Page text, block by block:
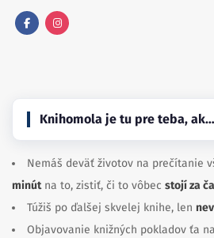
Knihomola je tu pre teba, ak…
Nemáš deväť životov na prečítanie
minútna to, zistiť, či to vôbec stojí za
Túžiš po ďalšej skvelej knihe, len
Objavovanie knižných pokladov ťa